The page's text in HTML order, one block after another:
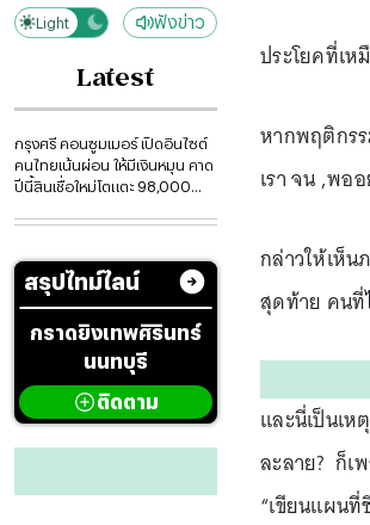
Dark
Light ฟังข่าว
Latest
กรุงศรี คอนซูมเมอร์ เปิดอินไซต์
คนไทยเน้นผ่อน ให้มีเงินหมุน คาด
ปีนี้สินเชื่อใหม่โตแตะ 98,000
สรุปไทม์ไลน์
กราดยิงเทพศิรินทร์
นนทบุรี
ติดตาม
ประโยคที่เ
หากพฤติกรร
เรา จน ,พอ
กล่าวให้เห็น
สุดท้าย คนที่
และนี่เป็นเ
ละลาย? ก็เ
“เขียนแผน